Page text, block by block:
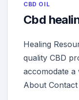
CBD OIL
Cbd
Healing
quality CBD
accomodate a
About Contact